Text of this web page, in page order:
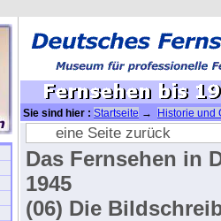
Sie sind hier : Startseite →
Historie und
Bildschreibereine Seite zurück
Das Fernsehen in
1945
(06) Die